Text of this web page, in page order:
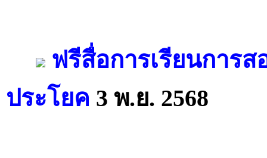
ฟรีสื่อการเรียนการ
ประโยค 3 พ.ย. 2568